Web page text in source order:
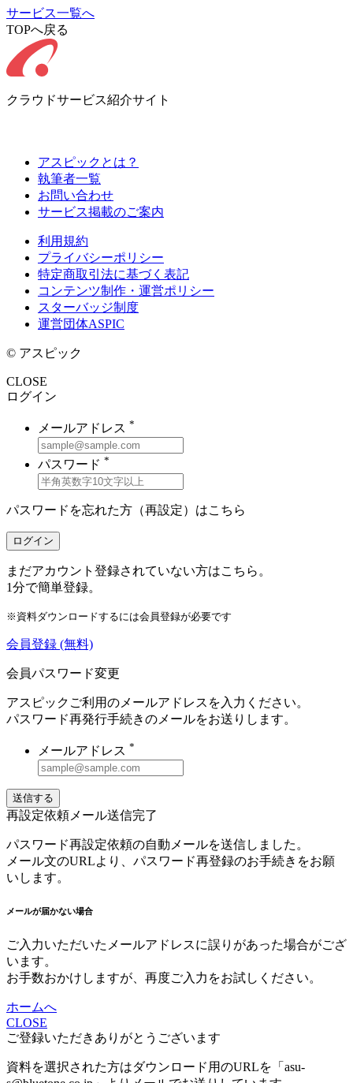
サービス一覧へ
TOPへ戻る
クラウドサービス紹介サイト
アスピックとは？
執筆者一覧
お問い合わせ
サービス掲載のご案内
利用規約
プライバシーポリシー
特定商取引法に基づく表記
コンテンツ制作・運営ポリシー
スターバッジ制度
運営団体ASPIC
© アスピック
CLOSE
ログイン
メールアドレス *
パスワード *
パスワードを忘れた方（再設定）はこちら
ログイン
まだアカウント登録されていない方はこちら。
1分で簡単登録。
※資料ダウンロードするには会員登録が必要です
会員登録 (無料)
会員パスワード変更
アスピックご利用のメールアドレスを入力ください。
パスワード再発行手続きのメールをお送りします。
メールアドレス *
送信する
再設定依頼メール送信完了
パスワード再設定依頼の自動メールを送信しました。
メール文のURLより、パスワード再登録のお手続きをお願
いします。
メールが届かない場合
ご入力いただいたメールアドレスに誤りがあった場合がござ
います。
お手数おかけしますが、再度ご入力をお試しください。
ホームへ
CLOSE
ご登録いただきありがとうございます
資料を選択された方はダウンロード用のURLを「asu-